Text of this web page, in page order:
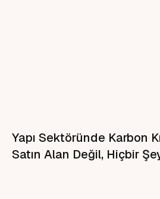
Yapı Sektöründe Karbon
Satın Alan Değil, Hiçbir